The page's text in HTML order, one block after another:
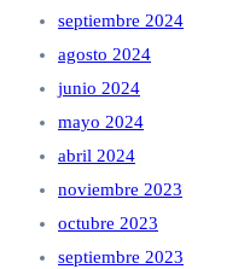
septiembre 2024
agosto 2024
junio 2024
mayo 2024
abril 2024
noviembre 2023
octubre 2023
septiembre 2023